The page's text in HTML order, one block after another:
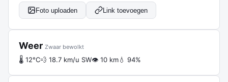
Foto uploaden Link toevoegen
Weer Zwaar bewolkt
🌡 12°C💨 18.7 km/u SW👁 10 km💧 94%